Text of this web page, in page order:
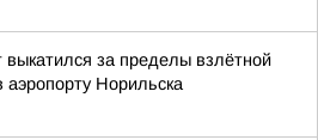
за пределы взлётной
аэропорту Норильска